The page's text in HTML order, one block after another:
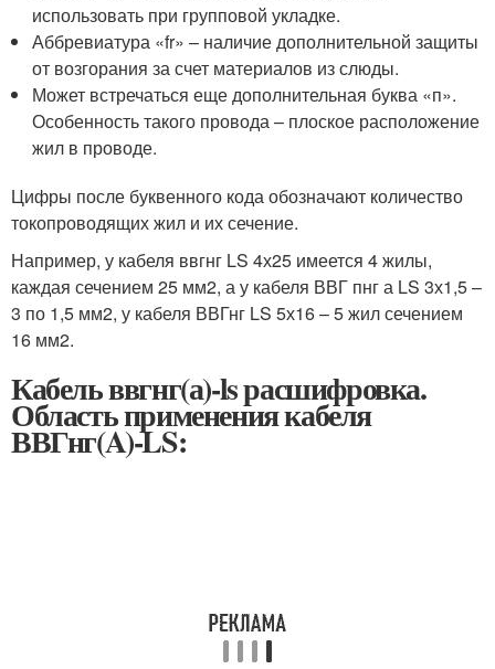
использовать при групповой укладке.
Аббревиатура «fr» – наличие дополнительной защиты
от возгорания за счет материалов из слюды.
Может встречаться еще дополнительная буква «п».
Особенность такого провода – плоское расположение
жил в проводе.
Цифры после буквенного кода обозначают количество
токопроводящих жил и их сечение.
Например, у кабеля ввгнг LS 4х25 имеется 4 жилы,
каждая сечением 25 мм2, а у кабеля ВВГ пнг а LS 3х1,5 –
3 по 1,5 мм2, у кабеля ВВГнг LS 5х16 – 5 жил сечением
16 мм2.
Кабель ввгнг(а)-ls расшифровка.
Область применения кабеля
ВВГнг(A)-LS: